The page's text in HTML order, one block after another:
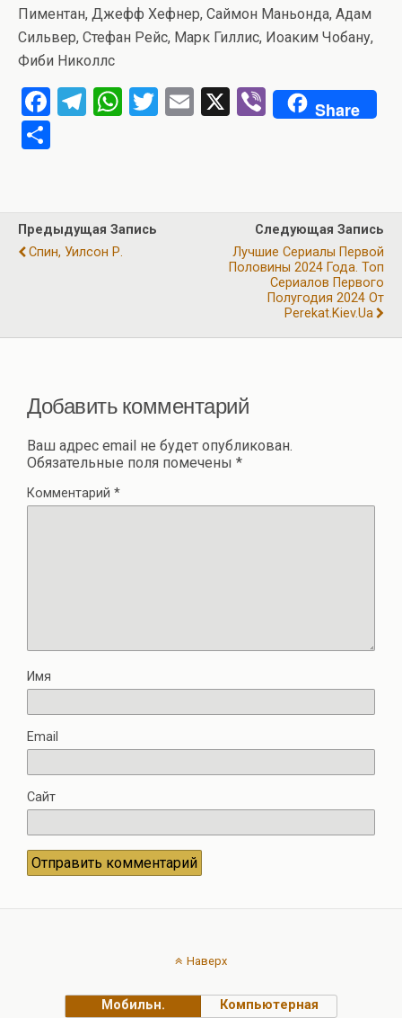
Пиментан, Джефф Хефнер, Саймон Маньонда, Адам
Сильвер, Стефан Рейс, Марк Гиллис, Иоаким Чобану,
Фиби Николлс
F
o
o
T
a
m
W
A
T
E
X
Vi
Share
р
а
ть
Предыдущая Запись
Спин, Уилсон Р.
Следующая Запись
Лучшие Сериалы Первой
Половины 2024 Года. Топ
Сериалов Первого
Полугодия 2024 От
Perekat.kiev.ua
Добавить комментарий
Ваш адрес email не будет опубликован.
Обязательные поля помечены *
Комментарий *
Имя
Email
Сайт
Наверх
Мобильн. Компьютерная